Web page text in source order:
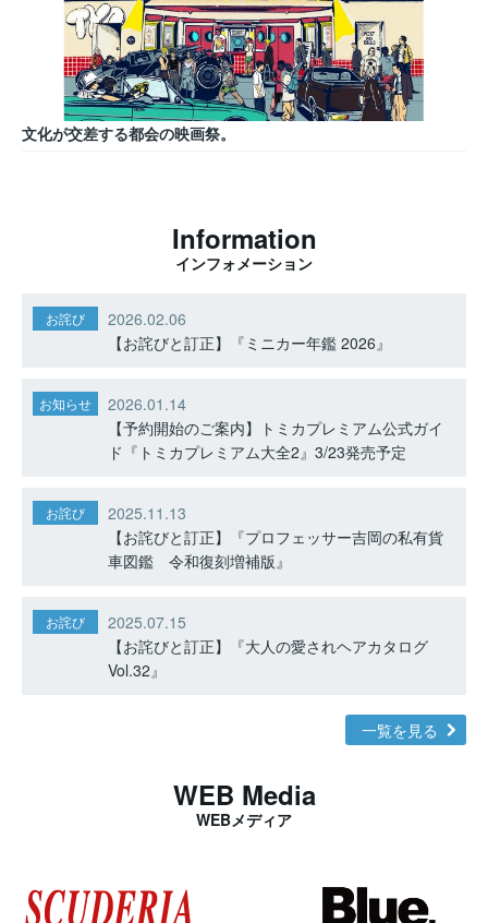
文化が交差する都会の映画祭。
Information
インフォメーション
お詫び
2026.02.06
【お詫びと訂正】『ミニカー年鑑 2026』
お知らせ
2026.01.14
【予約開始のご案内】トミカプレミアム公式ガイ
ド『トミカプレミアム大全2』3/23発売予定
お詫び
2025.11.13
【お詫びと訂正】『プロフェッサー吉岡の私有貨
車図鑑 令和復刻増補版』
お詫び
2025.07.15
【お詫びと訂正】『大人の愛されヘアカタログ
Vol.32』
一覧を見る
WEB Media
WEBメディア